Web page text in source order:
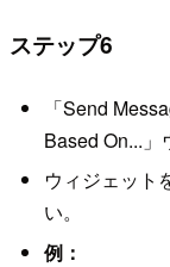
ステップ6
「Send
Based On...」
ウィジェット
い。
例：